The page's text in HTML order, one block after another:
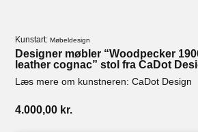
Kunstart:Møbeldesign
Designer møbler “Woodpecker
leather cognac” stol fra CaDot
Læs mere om kunstneren: CaDot Design
4.000,00 kr.